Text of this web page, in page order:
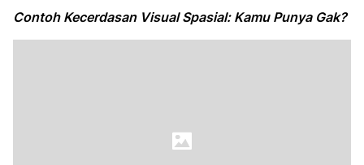
Contoh Kecerdasan Visual Spasial: Kamu Punya Gak?